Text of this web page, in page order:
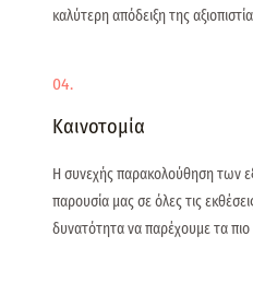
καλύτερη απόδειξη της
04.
Καινοτομία
Η συνεχής παρακολούθηση των
παρουσία μας σε όλες τις
δυνατότητα να παρέχουμε τα πιο